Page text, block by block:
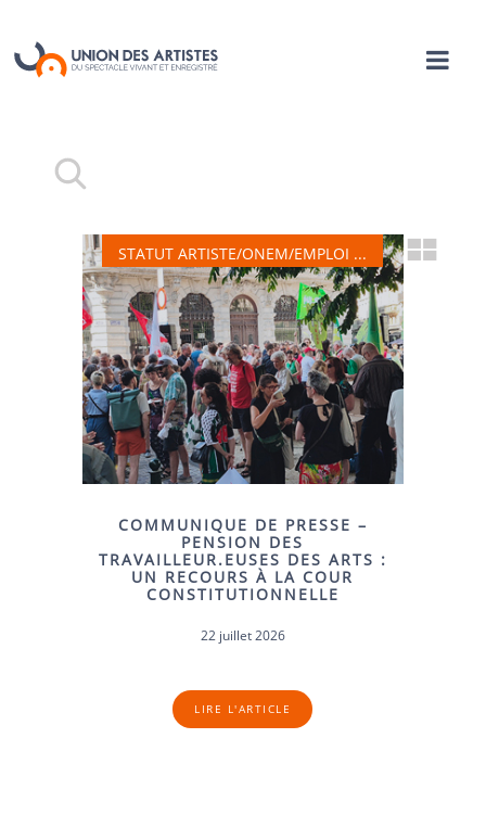
STATUT ARTISTE/ONEM/EMPLOI ...
COMMUNIQUE DE PRESSE –
PENSION DES
TRAVAILLEUR.EUSES DES ARTS :
UN RECOURS À LA COUR
CONSTITUTIONNELLE
22 juillet 2026
LIRE L'ARTICLE